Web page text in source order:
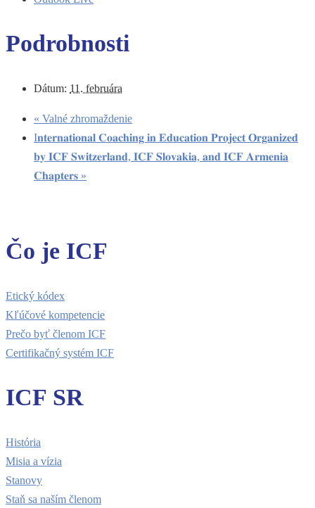
Podrobnosti
Dátum: 11. februára
« Valné zhromaždenie
I𝐧𝐭𝐞𝐫𝐧𝐚𝐭𝐢𝐨𝐧𝐚𝐥 𝐂𝐨𝐚𝐜𝐡𝐢𝐧𝐠 𝐢𝐧 𝐄𝐝𝐮𝐜𝐚𝐭𝐢𝐨𝐧 𝐏𝐫𝐨𝐣𝐞𝐜𝐭 𝐎𝐫𝐠𝐚𝐧𝐢𝐳𝐞𝐝
𝐛𝐲 𝐈𝐂𝐅 𝐒𝐰𝐢𝐭𝐳𝐞𝐫𝐥𝐚𝐧𝐝, 𝐈𝐂𝐅 𝐒𝐥𝐨𝐯𝐚𝐤𝐢𝐚, 𝐚𝐧𝐝 𝐈𝐂𝐅 𝐀𝐫𝐦𝐞𝐧𝐢𝐚
𝐂𝐡𝐚𝐩𝐭𝐞𝐫𝐬 »
Čo je ICF
Etický kódex
Kľúčové kompetencie
Prečo byť členom ICF
Certifikačný systém ICF
ICF SR
História
Misia a vízia
Stanovy
Staň sa naším členom